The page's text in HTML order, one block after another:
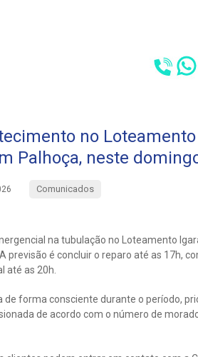
no
Palhoça, neste
Comunicados
na tubulação no Loteamento
previsão é concluir o reparo até as 17h,
até as 20h.
forma consciente durante o período,
de acordo com o número de